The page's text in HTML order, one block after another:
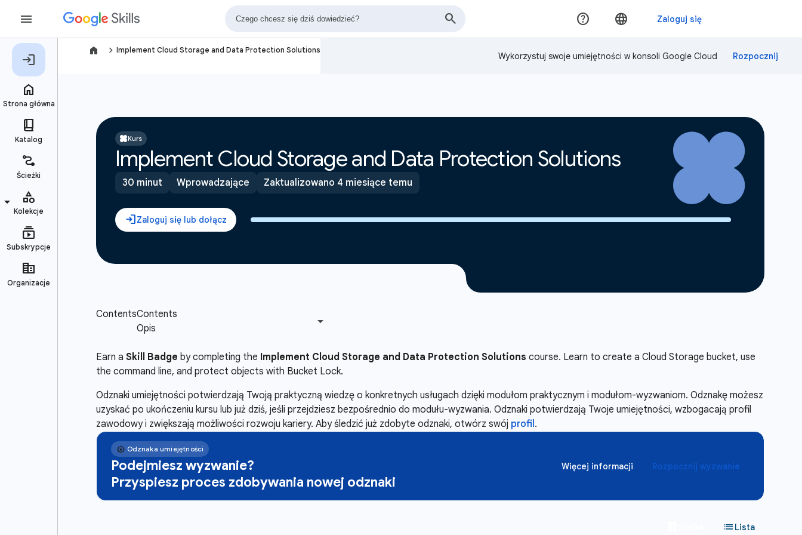
navigate_next Implement Cloud Storage and Data Protection Solutions
Wykorzystuj swoje umiejętności w konsoli Google Cloud
Kurs
Implement Cloud Storage and Data Protection Solutions
30 minut Wprowadzające Zaktualizowano 4 miesiące temu
Earn a Skill Badge by completing the Implement Cloud Storage and Data Protection Solutions course. Learn to create a Cloud Storage bucket, use
the command line, and protect objects with Bucket Lock.
Odznaki umiejętności potwierdzają Twoją praktyczną wiedzę o konkretnych usługach dzięki modułom praktycznym i modułom-wyzwaniom. Odznakę możesz
uzyskać po ukończeniu kursu lub już dziś, jeśli przejdziesz bezpośrednio do modułu-wyzwania. Odznaki potwierdzają Twoje umiejętności, wzbogacają profil
zawodowy i zwiększają możliwości rozwoju kariery. Aby śledzić już zdobyte odznaki, otwórz swój profil.
Podejmiesz wyzwanie?
Przyspiesz proces zdobywania nowej odznaki
Więcej informacji Rozpocznij wyzwanie